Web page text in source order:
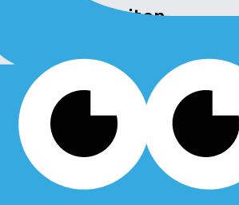
Servicezeiten
Montag, Dienstag, Freitag:
8:00 - 12:00 Uhr
Donnerstag:
8:00 - 12:00 Uhr
14:00 - 18:00 Uhr